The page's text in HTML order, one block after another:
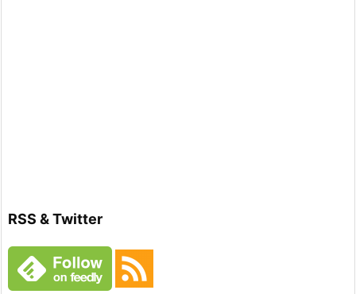
RSS & Twitter